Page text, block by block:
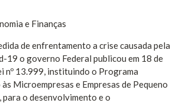
e Finanças
de enfrentamento a crise causada pela
19 o governo Federal publicou em 18 de
nº 13.999, instituindo o Programa
Microempresas e Empresas de Pequeno
para o desenvolvimento e o